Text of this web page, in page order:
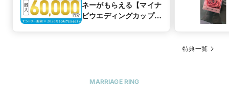
ネーがもらえる【マイナ
ビウエディングカップル
特典一覧
MARRIAGE RING